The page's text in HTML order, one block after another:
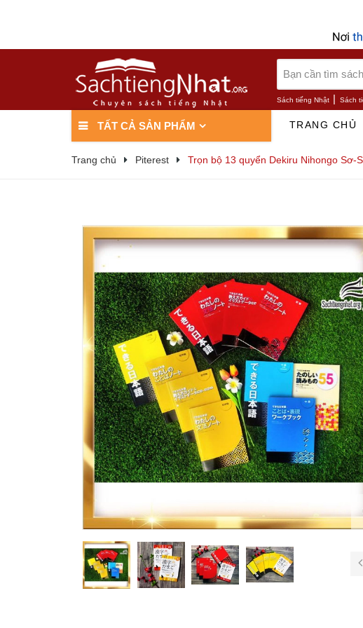
Sách tiếng Nhật | Sách
TẤT CẢ SẢN PHẨM TRANG CHỦ
Trang chủ Piterest Trọn bộ 13 quyển Dekiru Nihongo Sơ-